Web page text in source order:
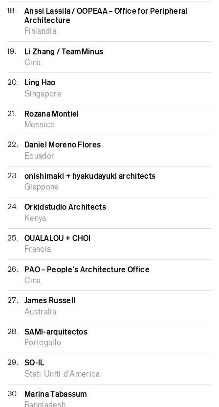
18.
Anssi Lassila / OOPEAA – Office for Peripheral
Architecture
Finlandia
19. Li Zhang / TeamMinus
Cina
20. Ling Hao
Singapore
21. Rozana Montiel
Messico
22. Daniel Moreno Flores
Ecuador
23. onishimaki + hyakudayuki architects
Giappone
24. Orkidstudio Architects
Kenya
25. OUALALOU + CHOI
Francia
26. PAO – People’s Architecture Office
Cina
27. James Russell
Australia
28. SAMI-arquitectos
Portogallo
29. SO-IL
Stati Uniti d’America
30. Marina Tabassum